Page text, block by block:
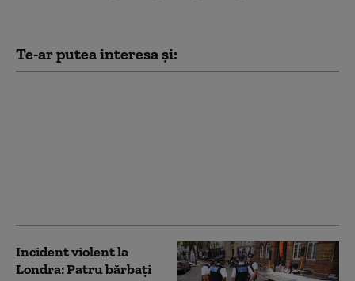
Te-ar putea interesa și:
Incident violent la
Londra: Patru bărbaţi